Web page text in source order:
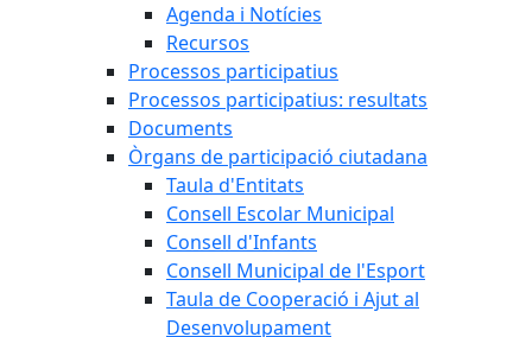
Agenda i Notícies
Recursos
Processos participatius
Processos participatius: resultats
Documents
Òrgans de participació ciutadana
Taula d'Entitats
Consell Escolar Municipal
Consell d'Infants
Consell Municipal de l'Esport
Taula de Cooperació i Ajut al
Desenvolupament